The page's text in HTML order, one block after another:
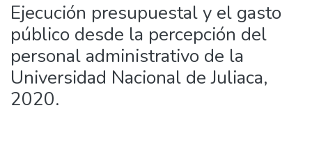
Ejecución presupuestal y el gasto
público desde la percepción del
personal administrativo de la
Universidad Nacional de Juliaca,
2020.